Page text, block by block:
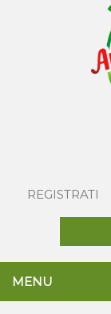
REGISTRATI
MENU